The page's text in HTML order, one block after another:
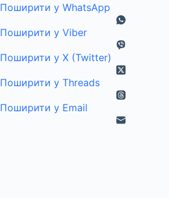
Поширити у WhatsApp
Поширити у Viber
Поширити у X (Twitter)
Поширити у Threads
Поширити у Email